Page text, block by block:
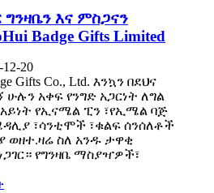
እና ምስጋናን
Badge Gifts Limited
20
Gifts Co., Ltd. እንኳን በደህና
አቀፍ የንግድ አጋርነት ለግል
የኢናሜል ፒን ፣የኢሜል ባጅ
፣ሳንቲሞች ፣ቁልፍ ሰንሰለቶች
ወዘተ.ዛሬ ስለ አንዱ ታዋቂ
የግንዛቤ ማስያዣዎች፣